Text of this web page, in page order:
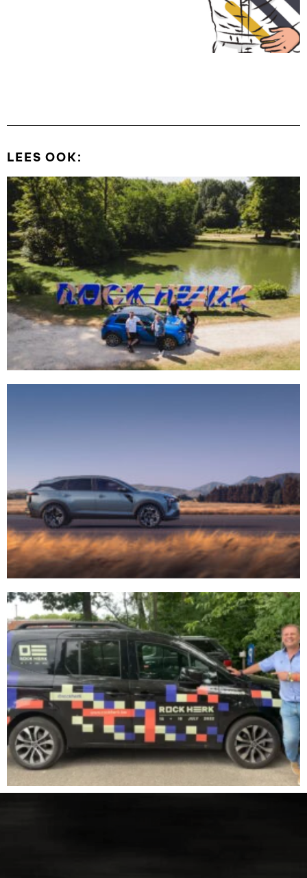
HOME
VERKOOP
RENAULT PRO+
NAVERKOOP
VERHUUR
NIEUWS
OVER ONS
WERKEN BIJ
CONTACT
LEES OOK: